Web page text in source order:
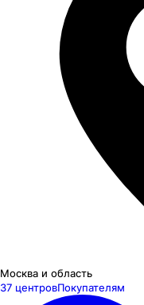
Москва и область
37 центровПокупателям